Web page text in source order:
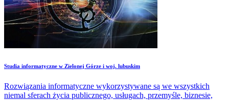
Studia informatyczne w Zielonej Górze i woj. lubuskim
Rozwiązania informatyczne wykorzystywane są we wszystkich
niemal sferach życia publicznego, usługach, przemyśle, biznesie,